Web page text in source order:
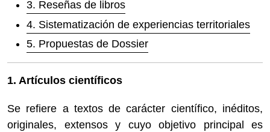
3. Reseñas de libros
4. Sistematización de experiencias territoriales
5. Propuestas de Dossier
1. Artículos científicos
Se refiere a textos de carácter científico, inéditos,
originales, extensos y cuyo objetivo principal es